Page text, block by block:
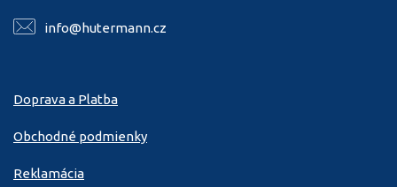
info@hutermann.cz
Doprava a Platba
Obchodné podmienky
Reklamácia